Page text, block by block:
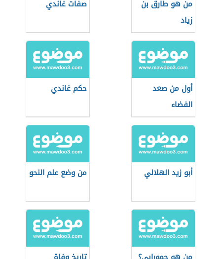
من هو طارق بن
زياد
صفات غاندي
أول من صعد
الفضاء
حكم غاندي
أبو زيد الهلالي من وضع علم النحو